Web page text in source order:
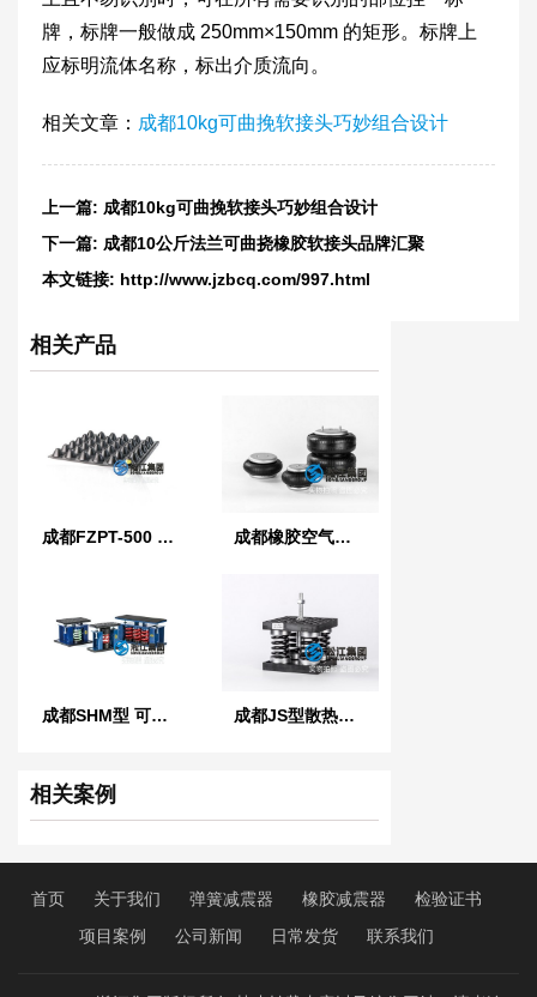
牌，标牌一般做成 250mm×150mm 的矩形。标牌上
应标明流体名称，标出介质流向。
相关文章： 成都10kg可曲挽软接头巧妙组合设计
上一篇: 成都10kg可曲挽软接头巧妙组合设计
下一篇: 成都10公斤法兰可曲挠橡胶软接头品牌汇聚
本文链接: http://www.jzbcq.com/997.html
相关产品
成都FZPT-500 型浮筑平台橡胶隔振隔声垫 成都橡胶空气弹簧
成都SHM型 可调式弹簧减振器 成都JS型散热水塔弹簧减震器
相关案例
首页 关于我们 弹簧减震器 橡胶减震器
检验证书
项目案例
公司新闻 日常发货 联系我们